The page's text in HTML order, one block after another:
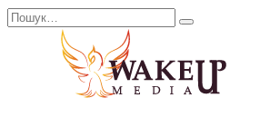
Перейти
Search